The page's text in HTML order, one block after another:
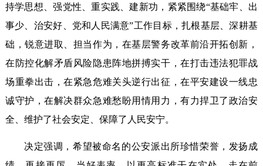
持学思想、强党性、重实践、建新功，紧紧围绕“基础牢、出
事少、治安好、党和人民满意”工作目标，扎根基层、深耕基
础，锐意进取、担当作为，在基层警务改革前沿开拓创新，
在防控化解矛盾风险隐患阵地拼搏实干，在打击违法犯罪战
场重拳出击，在紧急危难关头逆行出征，在平安建设一线忠
诚守护，在解决群众急难愁盼用情用力，有力捍卫了政治安
全、维护了社会安定、保障了人民安宁。
决定强调，希望被命名的公安派出所珍惜荣誉，发扬成